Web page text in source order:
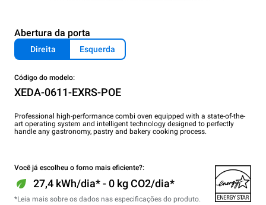
Abertura da porta
Direita Esquerda
Código do modelo:
XEDA-0611-EXRS-POE
Professional high-performance combi oven equipped with a state-of-the-
art operating system and intelligent technology designed to perfectly
handle any gastronomy, pastry and bakery cooking process.
Você já escolheu o forno mais eficiente?:
27,4 kWh/dia* - 0 kg CO2/dia*
*Leia mais sobre os dados nas especificações do produto.